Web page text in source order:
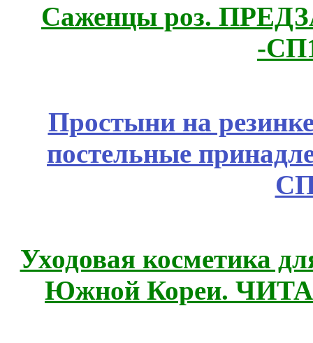
Саженцы роз.
-
Простыни на
постельные
Уходовая косметика
Южной Кореи.